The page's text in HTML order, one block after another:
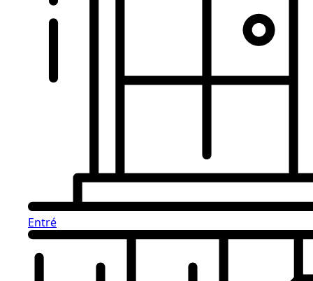
Entré